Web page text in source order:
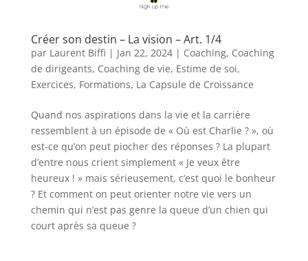
Créer son destin – La vision – Art. 1/4
par Laurent Biffi | Jan 22, 2024| Coaching, Coaching
de dirigeants, Coaching de vie, Estime de soi,
Exercices, Formations, La Capsule de Croissance
Quand nos aspirations dans la vie et la carrière
ressemblent à un épisode de « Où est Charlie ? », où
est-ce qu’on peut piocher des réponses ? La plupart
d’entre nous crient simplement « Je veux être
heureux ! » mais sérieusement, c’est quoi le bonheur
? Et comment on peut orienter notre vie vers un
chemin qui n’est pas genre la queue d’un chien qui
court après sa queue ?